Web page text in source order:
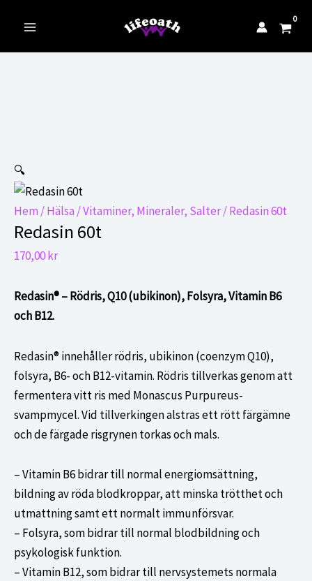
🔍
Hem /Hälsa /Vitaminer, Mineraler, Salter/ Redasin 60t
Redasin 60t
170,00kr
Redasin® – Rödris, Q10 (ubikinon), Folsyra, Vitamin B6
och B12.
Redasin® innehåller rödris, ubikinon (coenzym Q10),
folsyra, B6- och B12-vitamin. Rödris tillverkas genom att
fermentera vitt ris med Monascus Purpureus-
svampmycel. Vid tillverkingen alstras ett rött färgämne
och de färgade risgrynen torkas och mals.
– Vitamin B6 bidrar till normal energiomsättning,
bildning av röda blodkroppar, att minska trötthet och
utmattning samt ett normalt immunförsvar.
– Folsyra, som bidrar till normal blodbildning och
psykologisk funktion.
– Vitamin B12, som bidrar till nervsystemets normala